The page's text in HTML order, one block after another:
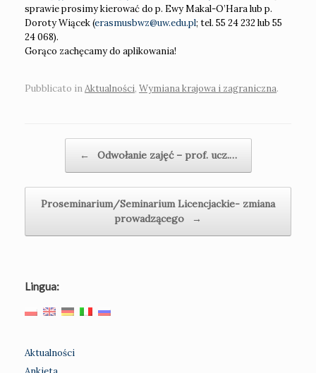
sprawie prosimy kierować do p. Ewy Makal-O’Hara lub p.
Doroty Wiącek (erasmusbwz@uw.edu.pl; tel. 55 24 232 lub 55
24 068).
Gorąco zachęcamy do aplikowania!
Pubblicato inAktualności, Wymiana krajowa i zagraniczna.
← Odwołanie zajęć – prof. ucz.…
Proseminarium/Seminarium Licencjackie- zmiana
prowadzącego
→
Lingua:
Aktualności